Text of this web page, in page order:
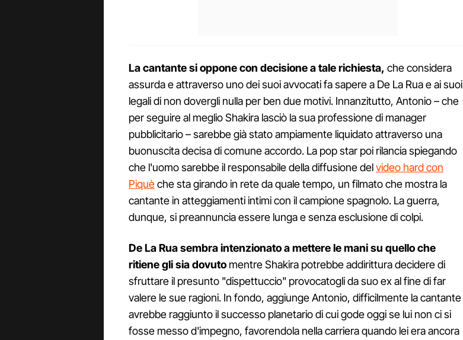
La cantante si oppone con decisione a tale richiesta, che considera
assurda e attraverso uno dei suoi avvocati fa sapere a De La Rua e ai suoi
legali di non dovergli nulla per ben due motivi. Innanzitutto, Antonio – che
per seguire al meglio Shakira lasciò la sua professione di manager
pubblicitario – sarebbe già stato ampiamente liquidato attraverso una
buonuscita decisa di comune accordo. La pop star poi rilancia spiegando
che l'uomo sarebbe il responsabile della diffusione delvideo hard con
Piquèche sta girando in rete da quale tempo, un filmato che mostra la
cantante in atteggiamenti intimi con il campione spagnolo. La guerra,
dunque, si preannuncia essere lunga e senza esclusione di colpi.
De La Rua sembra intenzionato a mettere le mani su quello che
ritiene gli sia dovuto mentre Shakira potrebbe addirittura decidere di
sfruttare il presunto "dispettuccio" provocatogli da suo ex al fine di far
valere le sue ragioni. In fondo, aggiunge Antonio, difficilmente la cantante
avrebbe raggiunto il successo planetario di cui gode oggi se lui non ci si
fosse messo d'impegno, favorendola nella carriera quando lei era ancora